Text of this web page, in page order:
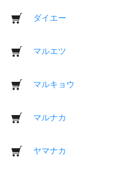
ダイエー
マルエツ
マルキョウ
マルナカ
ヤマナカ